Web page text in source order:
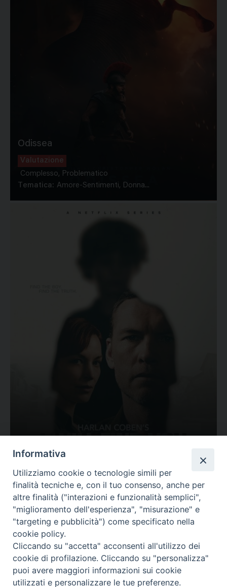
Odissea
Valutazione
Complesso, Problematico
Tematica: Amore-Sentimenti, Donna...
Valutazione
Complesso, Problematico
Tematica: Amore-Sentimenti, Carcere...
Informativa
Utilizziamo cookie o tecnologie simili per
finalità tecniche e, con il tuo consenso, anche per
altre finalità ("interazioni e funzionalità semplici",
"miglioramento dell'esperienza", "misurazione" e
"targeting e pubblicità") come specificato nella
cookie policy.
Cliccando su "accetta" acconsenti all'utilizzo dei
cookie di profilazione. Cliccando su "personalizza"
puoi avere maggiori informazioni sui cookie
utilizzati e personalizzare le tue preferenze.